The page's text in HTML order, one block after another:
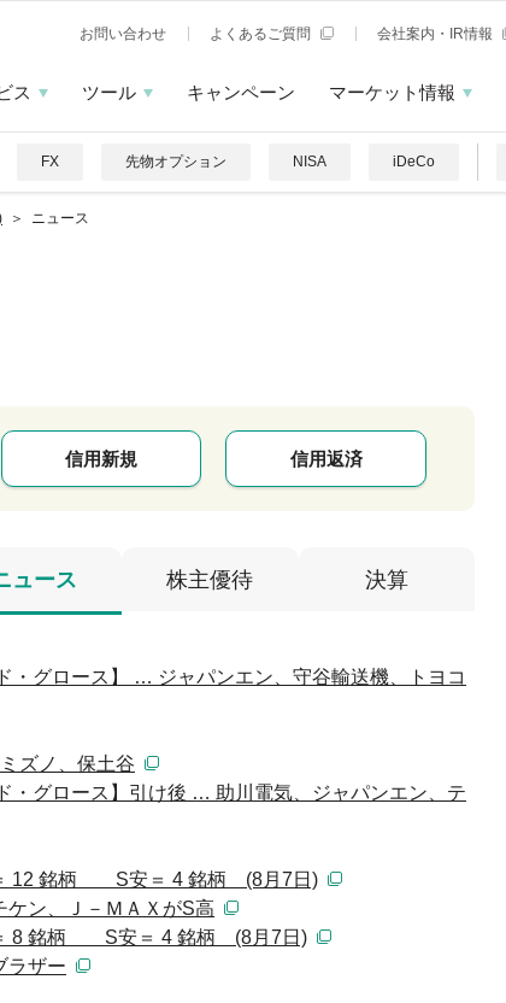
お問い合わせ よくあるご質問 会社案内・IR情報
ス ツール キャンペーン マーケット情報
FX 先物オプション NISA iDeCo
ニュース
信用新規 信用返済
ュース 株主優待 決算
・グロース】 … ジャパンエン、守谷輸送機、トヨコ
ズノ、保土谷
・グロース】引け後 … 助川電気、ジャパンエン、テ
12 銘柄 S安＝ 4 銘柄 (8月7日)
ン、Ｊ－ＭＡＸがS高
8 銘柄 S安＝ 4 銘柄 (8月7日)
ラザー